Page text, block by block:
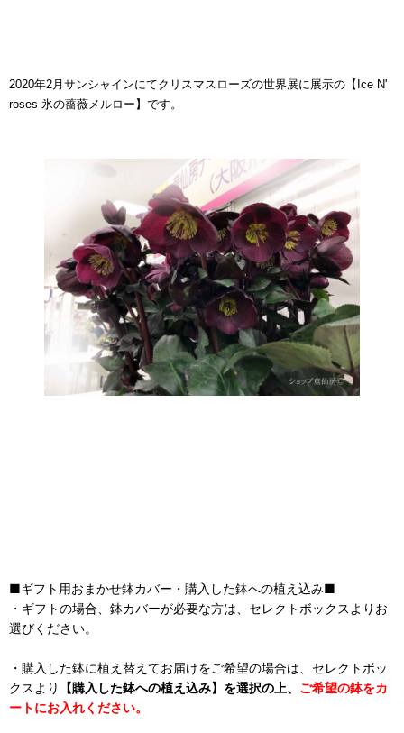
2020年2月サンシャインにてクリスマスローズの世界展に展示の【Ice N'
roses 氷の薔薇メルロー】です。
■ギフト用おまかせ鉢カバー・購入した鉢への植え込み■
・ギフトの場合、鉢カバーが必要な方は、セレクトボックスよりお
選びください。
・購入した鉢に植え替えてお届けをご希望の場合は、セレクトボッ
クスより
【購入した鉢への植え込み】を選択の上、 ご希望の鉢をカ
ートにお入れください。